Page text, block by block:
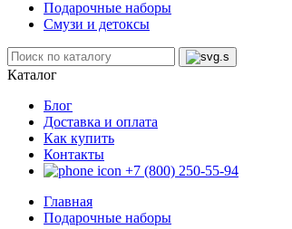
Подарочные наборы
Смузи и детоксы
Каталог
Блог
Доставка и оплата
Как купить
Контакты
+7 (800) 250-55-94
Главная
Подарочные наборы